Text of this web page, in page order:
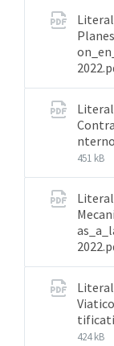
451 kB
424 kB